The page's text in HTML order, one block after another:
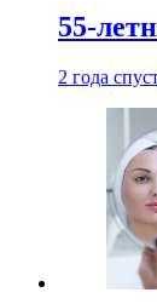
55-
2 года